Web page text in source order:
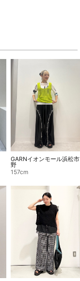
GARNイオンモール浜松市
野
157cm